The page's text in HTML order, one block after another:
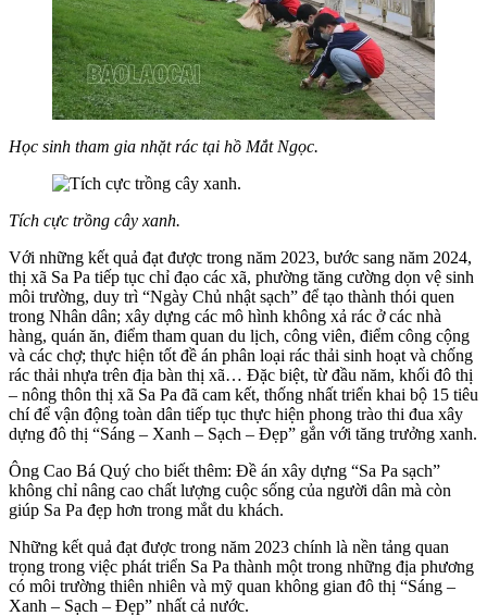
Học sinh tham gia nhặt rác tại hồ Mắt Ngọc.
Tích cực trồng cây xanh.
Với những kết quả đạt được trong năm 2023, bước sang năm 2024,
thị xã Sa Pa tiếp tục chỉ đạo các xã, phường tăng cường dọn vệ sinh
môi trường, duy trì “Ngày Chủ nhật sạch” để tạo thành thói quen
trong Nhân dân; xây dựng các mô hình không xả rác ở các nhà
hàng, quán ăn, điểm tham quan du lịch, công viên, điểm công cộng
và các chợ; thực hiện tốt đề án phân loại rác thải sinh hoạt và chống
rác thải nhựa trên địa bàn thị xã… Đặc biệt, từ đầu năm, khối đô thị
– nông thôn thị xã Sa Pa đã cam kết, thống nhất triển khai bộ 15 tiêu
chí để vận động toàn dân tiếp tục thực hiện phong trào thi đua xây
dựng đô thị “Sáng – Xanh – Sạch – Đẹp” gắn với tăng trưởng xanh.
Ông Cao Bá Quý cho biết thêm: Đề án xây dựng “Sa Pa sạch”
không chỉ nâng cao chất lượng cuộc sống của người dân mà còn
giúp Sa Pa đẹp hơn trong mắt du khách.
Những kết quả đạt được trong năm 2023 chính là nền tảng quan
trọng trong việc phát triển Sa Pa thành một trong những địa phương
có môi trường thiên nhiên và mỹ quan không gian đô thị “Sáng –
Xanh – Sạch – Đẹp” nhất cả nước.